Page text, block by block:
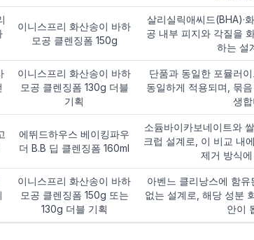
이니스프리 화산송이 바하
모공 클렌징폼 150g
살리실릭애씨드(BHA)·
공 내부 피지와 각질을
하는 설
이니스프리 화산송이 바하
모공 클렌징폼 130g 더블
기획
단품과 동일한 포뮬러
동일하게 적용되며, 묶
생
에뛰드하우스 베이킹파우
더 B.B 딥 클렌징폼 160ml
소듐바이카보네이트와
크럽 설계로, 이 비교 내
제거 방식
이니스프리 화산송이 바하
모공 클렌징폼 150g 또는
130g 더블 기획
아벤느 클리낭스에 함
없는 설계로, 해당 성분
안이